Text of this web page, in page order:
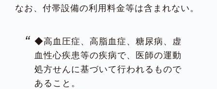
なお、付帯設備の利用料金等は含まれない。
◆高血圧症、高脂血症、糖尿病、虚
血性心疾患等の疾病で、医師の運動
処方せんに基づいて行われるもので
あること。